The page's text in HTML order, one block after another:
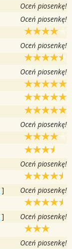
Oceń piosenkę!
Oceń piosenkę!
Oceń piosenkę!
Oceń piosenkę!
Oceń piosenkę!
Oceń piosenkę!
] Oceń piosenkę!
] Oceń piosenkę!
Oceń piosenkę!